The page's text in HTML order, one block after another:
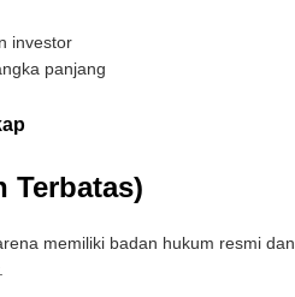
investor
panjang
Terbatas)
memiliki badan hukum resmi dan